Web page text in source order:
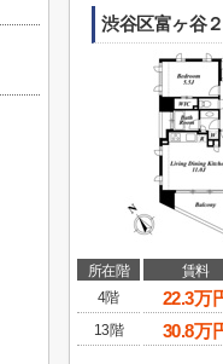
渋谷区富ヶ谷
所在階 賃料
4階
22.3万
13階
30.8万